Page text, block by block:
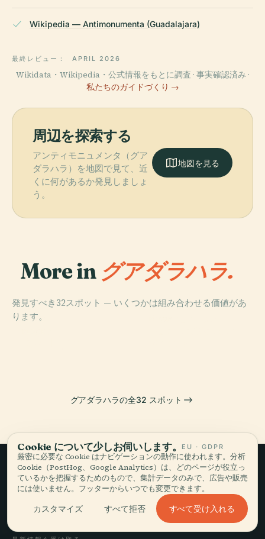
Wikipedia — Antimonumenta (Guadalajara)
最終レビュー： APRIL 2026
Wikidata・Wikipedia・公式情報をもとに調査 · 事実確認済み ·
私たちのガイドづくり →
周辺を探索する
アンティモニュメンタ（グア
ダラハラ）を地図で見て、近
くに何があるか発見しましょ
う。
地図を見る
More in グアダラハラ.
発見すべき32スポット — いくつかは組み合わせる価値があ
ります。
PLACE
PLACE
グアダラハラの全32 スポット
ゆっくり旅して、
語る。
Cookie について少しお伺いします。 EU · GDPR
厳密に必要な Cookie はナビゲーションの動作に使われます。分析
Cookie（PostHog、Google Analytics）は、どのページが役立っ
ているかを把握するためのもので、集計データのみで、広告や販売
には使いません。フッターからいつでも変更できます。
カスタマイズ すべて拒否 すべて受け入れる